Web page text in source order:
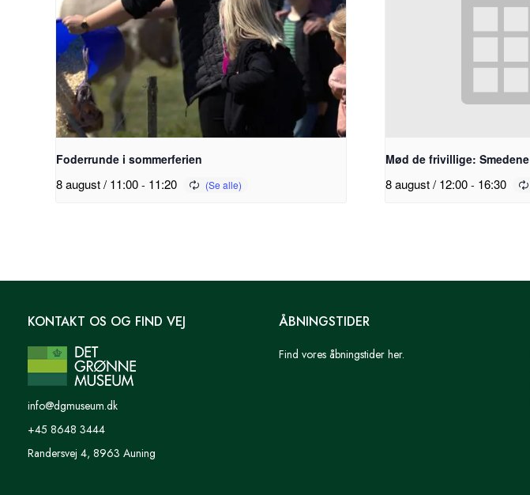
Foderrunde i sommerferien
8 august / 11:00 - 11:20
Mød de frivillige: Smedene
8 august / 12:00 - 16:30
KONTAKT OS OG FIND VEJ
info@dgmuseum.dk
+45 8648 3444
Randersvej 4, 8963 Auning
ÅBNINGSTIDER
Find vores åbningstider her.